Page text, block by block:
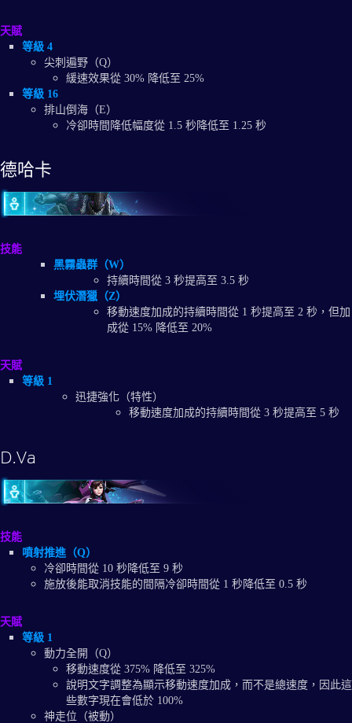
天賦
等級 4
尖刺遍野（Q）
緩速效果從 30% 降低至 25%
等級 16
排山倒海（E）
冷卻時間降低幅度從 1.5 秒降低至 1.25 秒
德哈卡
技能
黑霧蟲群（W）
持續時間從 3 秒提高至 3.5 秒
埋伏潛獵（Z）
移動速度加成的持續時間從 1 秒提高至 2 秒，但加
成從 15% 降低至 20%
天賦
等級 1
迅捷強化（特性）
移動速度加成的持續時間從 3 秒提高至 5 秒
D.Va
技能
噴射推進（Q）
冷卻時間從 10 秒降低至 9 秒
施放後能取消技能的間隔冷卻時間從 1 秒降低至 0.5 秒
天賦
等級 1
動力全開（Q）
移動速度從 375% 降低至 325%
說明文字調整為顯示移動速度加成，而不是總速度，因此這
些數字現在會低於 100%
神走位（被動）